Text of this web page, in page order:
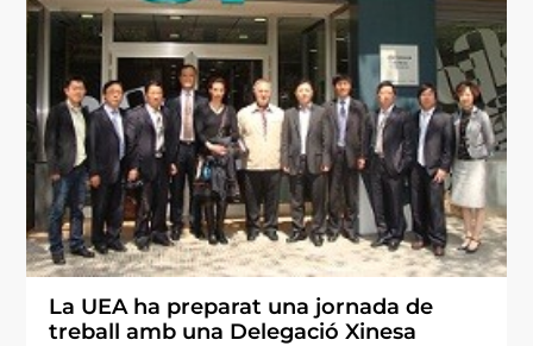
La UEA ha preparat una jornada de
treball amb una Delegació Xinesa